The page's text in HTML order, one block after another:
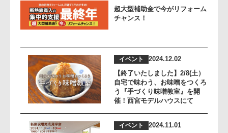
超大型補助金で今がリフォーム
チャンス！
イベント
2024.12.02
【終了いたしました】2/8(土）
自宅で味わう、お味噌をつくろ
う『手づくり味噌教室』を開
催！西宮モデルハウスにて
イベント
2024.11.01